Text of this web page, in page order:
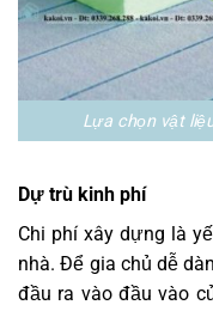
Lựa chọn vật
Dự trù kinh phí
Chi phí xây dựng là
nhà. Để gia chủ dễ
đầu ra vào đầu vào